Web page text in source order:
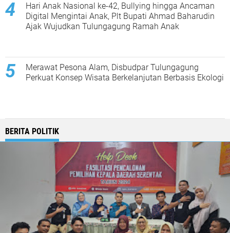
Hari Anak Nasional ke-42, Bullying hingga Ancaman
Digital Mengintai Anak, Plt Bupati Ahmad Baharudin
Ajak Wujudkan Tulungagung Ramah Anak
Merawat Pesona Alam, Disbudpar Tulungagung
Perkuat Konsep Wisata Berkelanjutan Berbasis Ekologi
BERITA POLITIK